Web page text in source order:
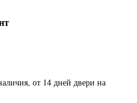
от 14 дней двери на